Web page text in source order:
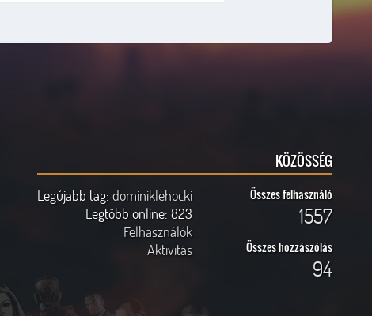
KÖZÖSSÉG
Legújabb tag: dominiklehocki
Legtöbb online: 823
Felhasználók
Aktivitás
Összes felhasználó
1557
Összes hozzászólás
94